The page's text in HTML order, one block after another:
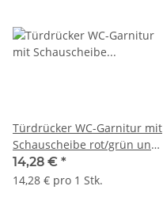
Türdrücker WC-Garnitur mit
Schauscheibe rot/grün und
Notfallöffnung Häfele
Edelstahl poliert
14,28 € *
14,28 € pro 1 Stk.